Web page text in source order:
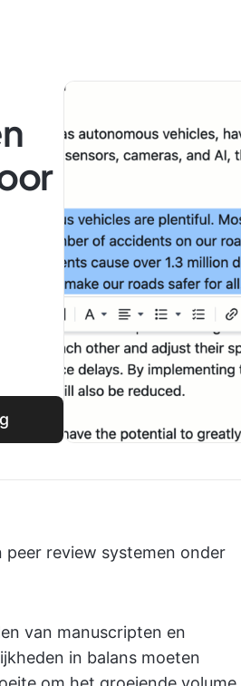
review systemen onder
van manuscripten en
in balans moeten